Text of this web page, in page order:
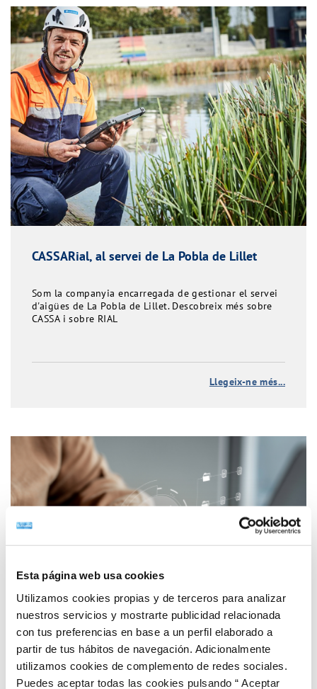
Esta página web usa cookies
Utilizamos cookies propias y de terceros para analizar
nuestros servicios y mostrarte publicidad relacionada
con tus preferencias en base a un perfil elaborado a
partir de tus hábitos de navegación. Adicionalmente
utilizamos cookies de complemento de redes sociales.
Puedes aceptar todas las cookies pulsando “ Aceptar
CASSARial, al servei de La Pobla de Lillet
Som la companyia encarregada de gestionar el servei
d'aigües de La Pobla de Lillet. Descobreix més sobre
CASSA i sobre RIAL
Llegeix-ne més...
Cuida la teva seguretat